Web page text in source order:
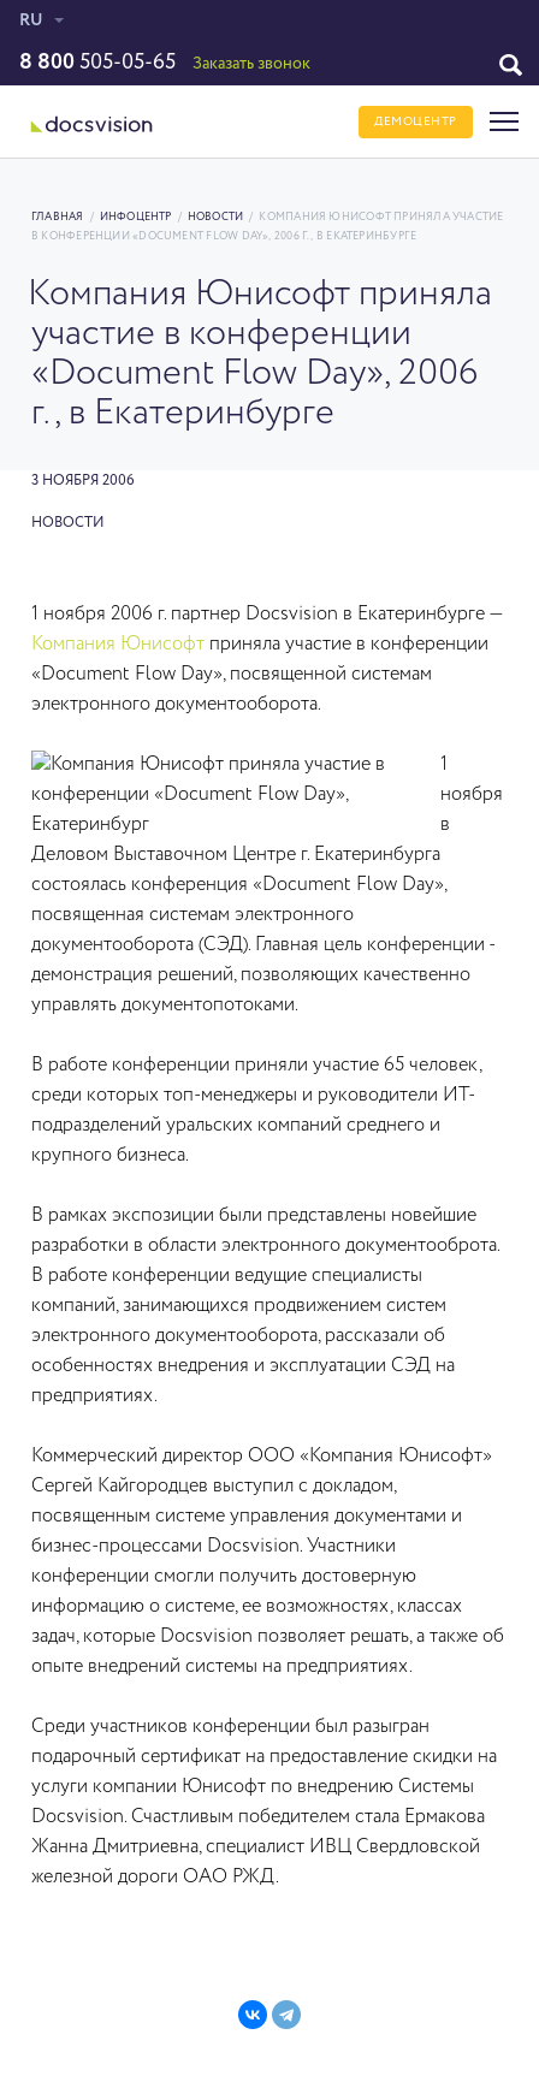
RU
8 800 505-05-65 Заказать звонок
ДЕМОЦЕНТР
ГЛАВНАЯ / ИНФОЦЕНТР / НОВОСТИ /
КОМПАНИЯ ЮНИСОФТ ПРИНЯЛА УЧАСТИЕ
В КОНФЕРЕНЦИИ «DOCUMENT FLOW DAY», 2006 Г., В ЕКАТЕРИНБУРГЕ
Компания Юнисофт приняла
участие в конференции
«Document Flow Day», 2006
г., в Екатеринбурге
3 НОЯБРЯ 2006
НОВОСТИ
1 ноября 2006 г. партнер Docsvision в Екатеринбурге —
Компания Юнисофт приняла участие в конференции
«Document Flow Day», посвященной системам
электронного документооборота.
1
ноября
в
Деловом Выставочном Центре г. Екатеринбурга
состоялась конференция «Document Flow Day»,
посвященная системам электронного
документооборота (СЭД). Главная цель конференции -
демонстрация решений, позволяющих качественно
управлять документопотоками.
В работе конференции приняли участие 65 человек,
среди которых топ-менеджеры и руководители ИТ-
подразделений уральских компаний среднего и
крупного бизнеса.
В рамках экспозиции были представлены новейшие
разработки в области электронного документооброта.
В работе конференции ведущие специалисты
компаний, занимающихся продвижением систем
электронного документооборота, рассказали об
особенностях внедрения и эксплуатации СЭД на
предприятиях.
Коммерческий директор ООО «Компания Юнисофт»
Сергей Кайгородцев выступил с докладом,
посвященным системе управления документами и
бизнес-процессами Docsvision. Участники
конференции смогли получить достоверную
информацию о системе, ее возможностях, классах
задач, которые Docsvision позволяет решать, а также об
опыте внедрений системы на предприятиях.
Среди участников конференции был разыгран
подарочный сертификат на предоставление скидки на
услуги компании Юнисофт по внедрению Системы
Docsvision. Счастливым победителем стала Ермакова
Жанна Дмитриевна, специалист ИВЦ Свердловской
железной дороги ОАО РЖД.